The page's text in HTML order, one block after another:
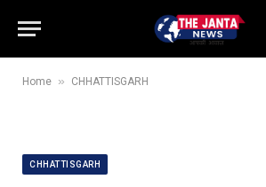
Home » CHHATTISGARH
CHHATTISGARH